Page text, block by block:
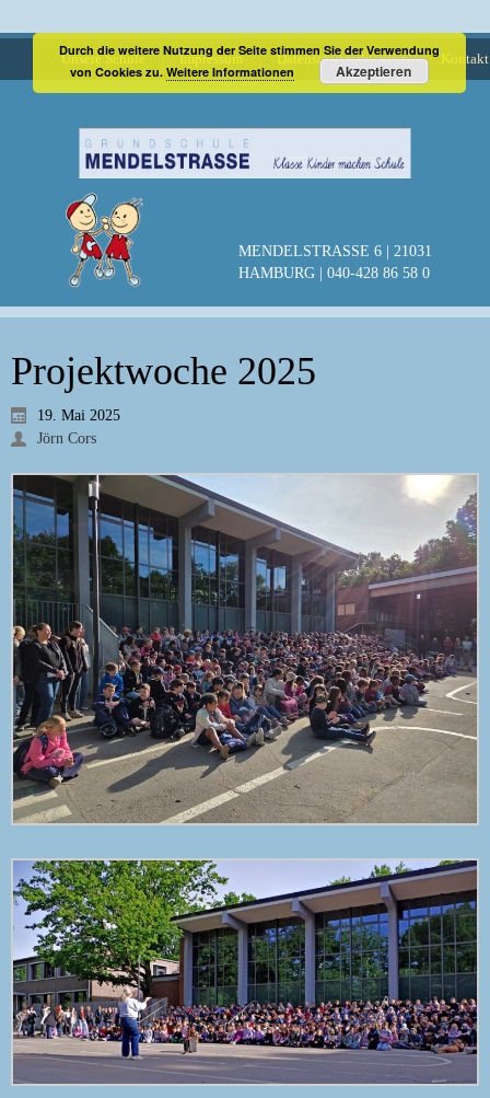
Unsere Schule Impressum Datenschutzerklärung Kontakt
MENDELSTRASSE 6 | 21031
HAMBURG | 040-428 86 58 0
Projektwoche 2025
19. Mai 2025
Jörn Cors
Durch die weitere Nutzung der Seite stimmen Sie der Verwendung
von Cookies zu. Weitere Informationen Akzeptieren